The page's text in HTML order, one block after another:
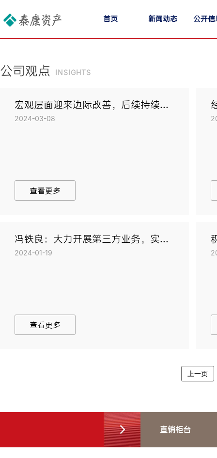
首页 新闻动态 公开信
公司观点 insights
宏观层面迎来边际改善，后续持续...
2024-03-08
查看更多
冯铁良：大力开展第三方业务，实...
2024-01-19
查看更多
上一页
直销柜台